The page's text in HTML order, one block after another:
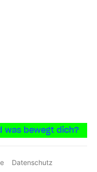
was bewegt dich?
Datenschutz